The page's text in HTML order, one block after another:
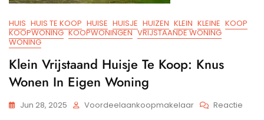
HUIS HUIS TE KOOP HUISE HUISJE HUIZEN KLEIN KLEINE KOOP
KOOPWONING KOOPWONINGEN VRIJSTAANDE WONING
WONING
Klein Vrijstaand Huisje Te Koop: Knus
Wonen In Eigen Woning
Jun 28, 2025 Voordeelaankoopmakelaar Reactie